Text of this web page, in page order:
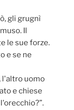
gli grugnì
Il
le sue forze.
e se ne
l'altro uomo
e chiese